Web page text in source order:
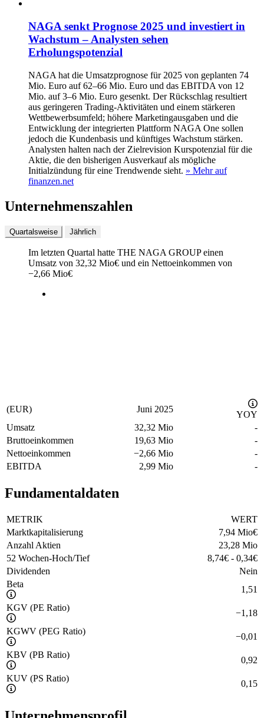
NAGA senkt Prognose 2025 und investiert in
Wachstum – Analysten sehen
Erholungspotenzial
NAGA hat die Umsatzprognose für 2025 von geplanten 74
Mio. Euro auf 62–66 Mio. Euro und das EBITDA von 12
Mio. auf 3–6 Mio. Euro gesenkt. Der Rückschlag resultiert
aus geringeren Trading-Aktivitäten und einem stärkeren
Wettbewerbsumfeld; höhere Marketingausgaben und die
Entwicklung der integrierten Plattform NAGA One sollen
jedoch die Kundenbasis und künftiges Wachstum stärken.
Analysten halten nach der Zielrevision Kurspotenzial für die
Aktie, die den bisherigen Ausverkauf als mögliche
Initialzündung für eine Trendwende sieht. » Mehr auf
finanzen.net
Unternehmenszahlen
Quartalsweise Jährlich
Im letzten Quartal hatte THE NAGA GROUP einen
Umsatz von 32,32 Mio€ und ein Nettoeinkommen von
−2,66 Mio€
(EUR) Juni 2025
YOY
Umsatz
32,32 Mio
-
Bruttoeinkommen
19,63 Mio
-
Nettoeinkommen
−2,66 Mio
-
EBITDA
2,99 Mio -
Fundamentaldaten
METRIK
WERT
Marktkapitalisierung
7,94 Mio€
Anzahl Aktien
23,28 Mio
52 Wochen-Hoch/Tief
8,74€ - 0,34€
Dividenden
Nein
Beta
1,51
KGV (PE Ratio)
−1,18
KGWV (PEG Ratio)
−0,01
KBV (PB Ratio)
0,92
KUV (PS Ratio)
0,15